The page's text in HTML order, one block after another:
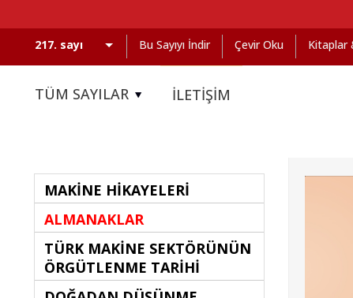
Bu Sayıyı İndir Çevir Oku Kitaplar
TÜM SAYILAR İLETİŞİM
MAKİNE HİKAYELERİ
ALMANAKLAR
TÜRK MAKİNE SEKTÖRÜNÜN
ÖRGÜTLENME TARİHİ